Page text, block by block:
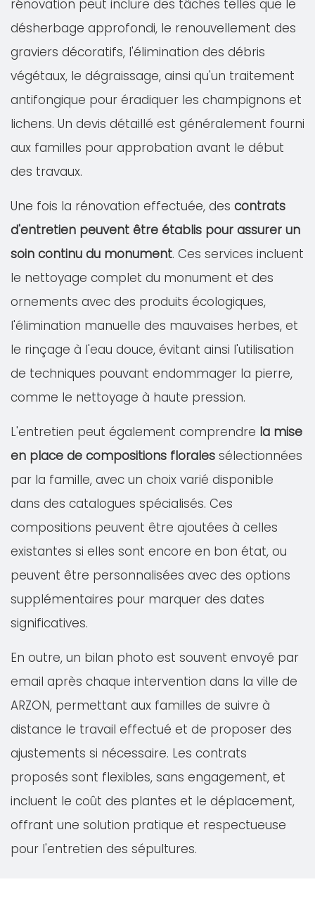
rénovation peut inclure des tâches telles que le
désherbage approfondi, le renouvellement des
graviers décoratifs, l'élimination des débris
végétaux, le dégraissage, ainsi qu'un traitement
antifongique pour éradiquer les champignons et
lichens. Un devis détaillé est généralement fourni
aux familles pour approbation avant le début
des travaux.
Une fois la rénovation effectuée, des contrats
d'entretien peuvent être établis pour assurer un
soin continu du monument. Ces services incluent
le nettoyage complet du monument et des
ornements avec des produits écologiques,
l'élimination manuelle des mauvaises herbes, et
le rinçage à l'eau douce, évitant ainsi l'utilisation
de techniques pouvant endommager la pierre,
comme le nettoyage à haute pression.
L'entretien peut également comprendre la mise
en place de compositions florales sélectionnées
par la famille, avec un choix varié disponible
dans des catalogues spécialisés. Ces
compositions peuvent être ajoutées à celles
existantes si elles sont encore en bon état, ou
peuvent être personnalisées avec des options
supplémentaires pour marquer des dates
significatives.
En outre, un bilan photo est souvent envoyé par
email après chaque intervention dans la ville de
ARZON, permettant aux familles de suivre à
distance le travail effectué et de proposer des
ajustements si nécessaire. Les contrats
proposés sont flexibles, sans engagement, et
incluent le coût des plantes et le déplacement,
offrant une solution pratique et respectueuse
pour l'entretien des sépultures.